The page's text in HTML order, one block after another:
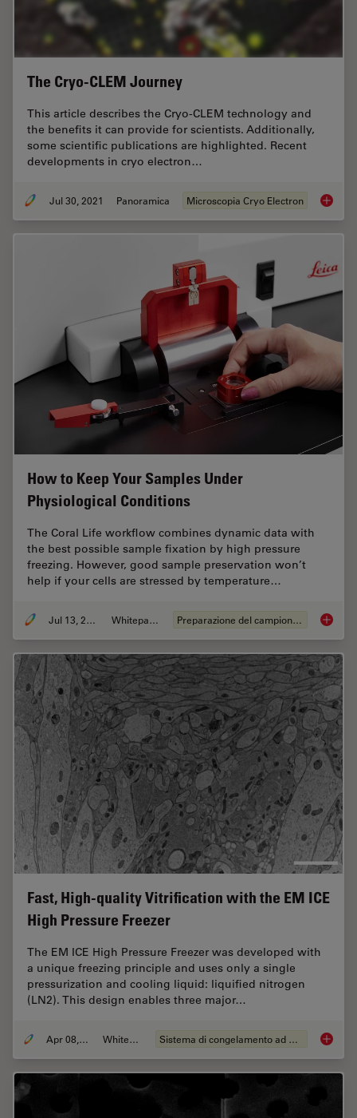
The Cryo-CLEM Journey
This article describes the Cryo-CLEM technology and
the benefits it can provide for scientists. Additionally,
some scientific publications are highlighted. Recent
developments in cryo electron…
Jul 30, 2021 Panoramica Microscopia Cryo Electron The
How to Keep Your Samples Under
Physiological Conditions
The Coral Life workflow combines dynamic data with
the best possible sample fixation by high pressure
freezing. However, good sample preservation won’t
help if your cells are stressed by temperature…
Jul 13, 2021 Whitepaper Preparazione del campione EM How to
Fast, High-quality Vitrification with the EM ICE
High Pressure Freezer
The EM ICE High Pressure Freezer was developed with
a unique freezing principle and uses only a single
pressurization and cooling liquid: liquified nitrogen
(LN2). This design enables three major…
Apr 08, 2021 Whitepaper Sistema di congelamento ad alta pressione Fast,